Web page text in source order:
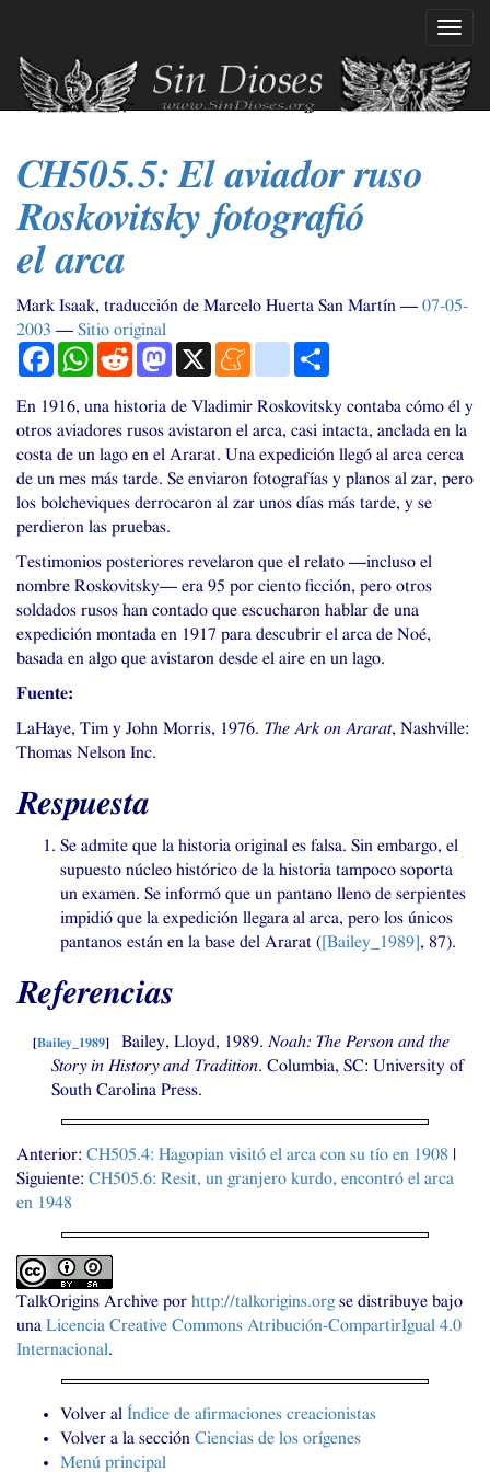
contenido
principal
CH505.5: El aviador ruso
Roskovitsky fotografió
el arca
Mark Isaak, traducción de Marcelo Huerta San Martín
07-05-
2003
Sitio original
FacebookWhatsApp
RedditMastodon
X Meneameblogger_post
En 1916, una historia de Vladimir Roskovitsky contaba cómo él y
otros aviadores rusos avistaron el arca, casi intacta, anclada en la
costa de un lago en el Ararat. Una expedición llegó al arca cerca
de un mes más tarde. Se enviaron fotografías y planos al zar, pero
los bolcheviques derrocaron al zar unos días más tarde, y se
perdieron las pruebas.
Testimonios posteriores revelaron que el relato —incluso el
nombre Roskovitsky— era 95 por ciento ficción, pero otros
soldados rusos han contado que escucharon hablar de una
expedición montada en 1917 para descubrir el arca de Noé,
basada en algo que avistaron desde el aire en un lago.
Fuente:
LaHaye, Tim y John Morris, 1976. The Ark on Ararat, Nashville:
Thomas Nelson Inc.
Respuesta
Se admite que la historia original es falsa. Sin embargo, el
supuesto núcleo histórico de la historia tampoco soporta
un examen. Se informó que un pantano lleno de serpientes
impidió que la expedición llegara al arca, pero los únicos
pantanos están en la base del Ararat ([Bailey_1989], 87).
Referencias
[Bailey_1989] Bailey, Lloyd, 1989. Noah: The Person and the
Story in History and Tradition. Columbia, SC: University of
South Carolina Press.
Anterior: CH505.4: Hagopian visitó el arca con su tío en 1908 |
Siguiente: CH505.6: Resit, un granjero kurdo, encontró el arca
en 1948
TalkOrigins Archive por http://talkorigins.orgse distribuye bajo
una Licencia Creative Commons Atribución-CompartirIgual 4.0
Internacional.
Volver al Índice de afirmaciones creacionistas
Volver a la sección Ciencias de los orígenes
Menú principal